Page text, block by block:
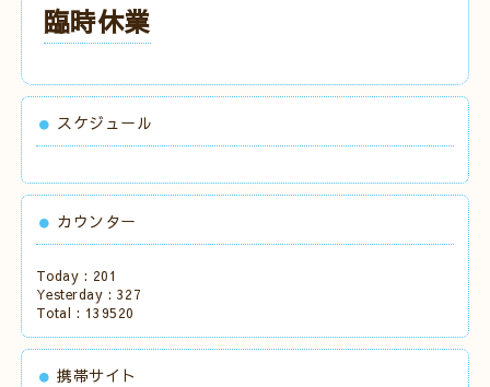
臨時休業
スケジュール
カウンター
Today : 201
Yesterday : 327
Total : 139520
携帯サイト